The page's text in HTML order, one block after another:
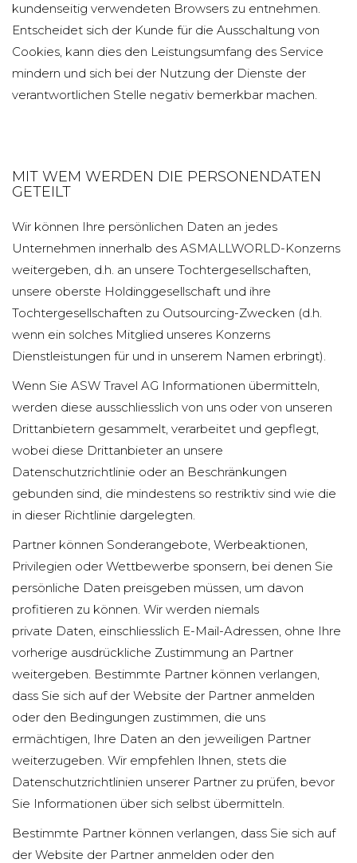
kundenseitig verwendeten Browsers zu entnehmen.
Entscheidet sich der Kunde für die Ausschaltung von
Cookies, kann dies den Leistungsumfang des Service
mindern und sich bei der Nutzung der Dienste der
verantwortlichen Stelle negativ bemerkbar machen.
MIT WEM WERDEN DIE PERSONENDATEN
GETEILT
Wir können Ihre persönlichen Daten an jedes
Unternehmen innerhalb des ASMALLWORLD-Konzerns
weitergeben, d.h. an unsere Tochtergesellschaften,
unsere oberste Holdinggesellschaft und ihre
Tochtergesellschaften zu Outsourcing-Zwecken (d.h.
wenn ein solches Mitglied unseres Konzerns
Dienstleistungen für und in unserem Namen erbringt).
Wenn Sie ASW Travel AG Informationen übermitteln,
werden diese ausschliesslich von uns oder von unseren
Drittanbietern gesammelt, verarbeitet und gepflegt,
wobei diese Drittanbieter an unsere
Datenschutzrichtlinie oder an Beschränkungen
gebunden sind, die mindestens so restriktiv sind wie die
in dieser Richtlinie dargelegten.
Partner können Sonderangebote, Werbeaktionen,
Privilegien oder Wettbewerbe sponsern, bei denen Sie
persönliche Daten preisgeben müssen, um davon
profitieren zu können. Wir werden niemals
private Daten, einschliesslich E-Mail-Adressen, ohne Ihre
vorherige ausdrückliche Zustimmung an Partner
weitergeben. Bestimmte Partner können verlangen,
dass Sie sich auf der Website der Partner anmelden
oder den Bedingungen zustimmen, die uns
ermächtigen, Ihre Daten an den jeweiligen Partner
weiterzugeben. Wir empfehlen Ihnen, stets die
Datenschutzrichtlinien unserer Partner zu prüfen, bevor
Sie Informationen über sich selbst übermitteln.
Bestimmte Partner können verlangen, dass Sie sich auf
der Website der Partner anmelden oder den